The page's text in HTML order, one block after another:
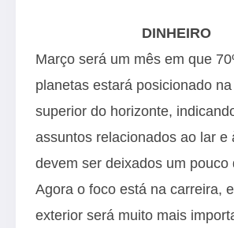
DINHEIRO
Março será um mês em que
planetas estará posicionado
superior do horizonte,
assuntos relacionados ao lar e
devem ser deixados um pouco
Agora o foco está na carreira,
exterior será muito mais